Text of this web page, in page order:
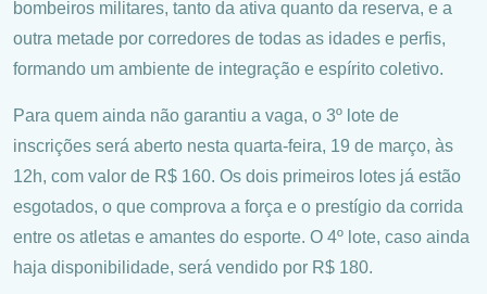
bombeiros militares, tanto da ativa quanto da reserva, e a
outra metade por corredores de todas as idades e perfis,
formando um ambiente de integração e espírito coletivo.
Para quem ainda não garantiu a vaga, o 3º lote de
inscrições será aberto nesta quarta-feira, 19 de março, às
12h, com valor de R$ 160. Os dois primeiros lotes já estão
esgotados, o que comprova a força e o prestígio da corrida
entre os atletas e amantes do esporte. O 4º lote, caso ainda
haja disponibilidade, será vendido por R$ 180.